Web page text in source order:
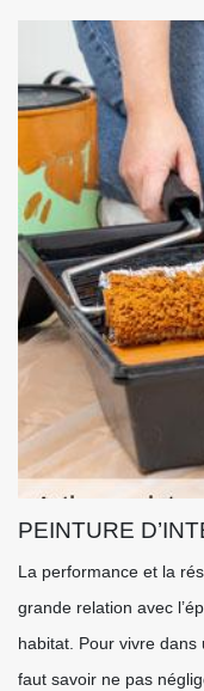
PEINTURE
La performance et la
grande relation avec
habitat. Pour vivre
faut savoir ne pas